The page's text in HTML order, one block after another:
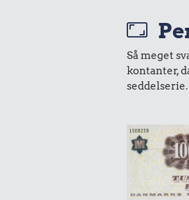
6,21
100 g
Så meget
kontanter,
seddelserie.